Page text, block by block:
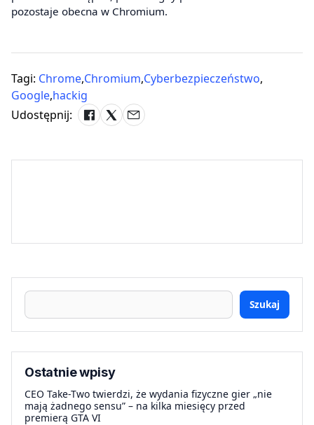
pozostaje obecna w Chromium.
Tagi: Chrome,Chromium,Cyberbezpieczeństwo,
Google,hackig
Udostępnij:
Szukaj
Ostatnie wpisy
CEO Take-Two twierdzi, że wydania fizyczne gier „nie
mają żadnego sensu” – na kilka miesięcy przed
premierą GTA VI